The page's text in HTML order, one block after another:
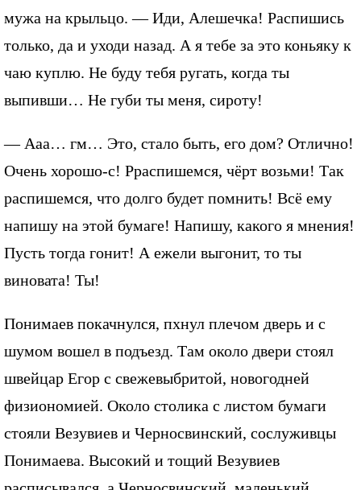
мужа на крыльцо. — Иди, Алешечка! Распишись
только, да и уходи назад. А я тебе за это коньяку к
чаю куплю. Не буду тебя ругать, когда ты
выпивши… Не губи ты меня, сироту!
— Ааа… гм… Это, стало быть, его дом? Отлично!
Очень хорошо-с! Рраспишемся, чёрт возьми! Так
распишемся, что долго будет помнить! Всё ему
напишу на этой бумаге! Напишу, какого я мнения!
Пусть тогда гонит! А ежели выгонит, то ты
виновата! Ты!
Понимаев покачнулся, пхнул плечом дверь и с
шумом вошел в подъезд. Там около двери стоял
швейцар Егор с свежевыбритой, новогодней
физиономией. Около столика с листом бумаги
стояли Везувиев и Черносвинский, сослуживцы
Понимаева. Высокий и тощий Везувиев